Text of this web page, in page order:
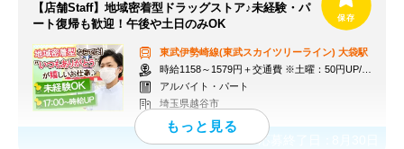
【店舗Staff】地域密着型ドラッグストア♪未経験・パ
ート復帰も歓迎！午後や土日のみOK
東武伊勢崎線(東武スカイツリーライン) 大袋駅
時給1158～1579円＋交通費 ※土曜：50円UP/日曜・祝日：100円UP
アルバイト・パート
埼玉県越谷市
応募終了日：